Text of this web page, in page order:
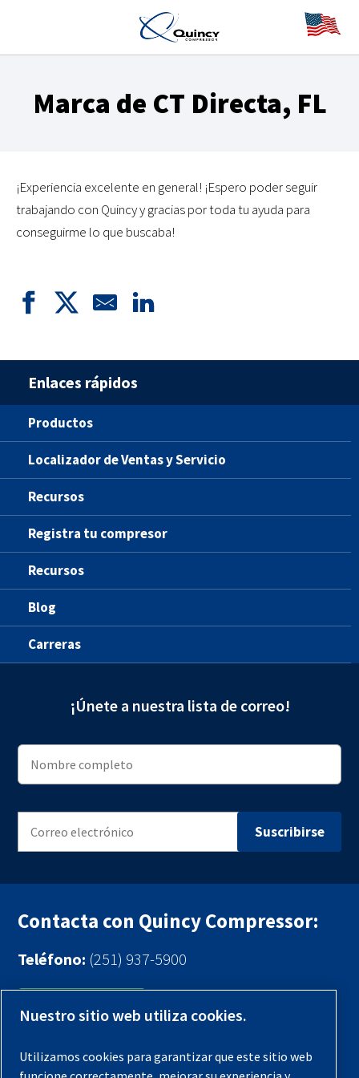
Marca de CT Directa, FL
¡Experiencia excelente en general! ¡Espero poder seguir
trabajando con Quincy y gracias por toda tu ayuda para
conseguirme lo que buscaba!
Enlaces rápidos
Productos
Localizador de Ventas y Servicio
Recursos
Registra tu compresor
Recursos
Blog
Carreras
¡Únete a nuestra lista de correo!
Contacta con Quincy Compressor:
Teléfono: (251) 937-5900
Contáctenos
Registra tu compresor
Nuestro sitio web utiliza cookies.
Utilizamos cookies para garantizar que este sitio web